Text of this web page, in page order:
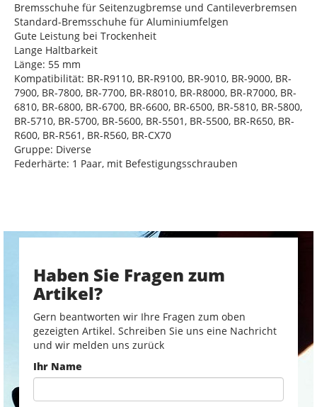
Bremsschuhe für Seitenzugbremse und Cantileverbremsen
Standard-Bremsschuhe für Aluminiumfelgen
Gute Leistung bei Trockenheit
Lange Haltbarkeit
Länge: 55 mm
Kompatibilität: BR-R9110, BR-R9100, BR-9010, BR-9000, BR-
7900, BR-7800, BR-7700, BR-R8010, BR-R8000, BR-R7000, BR-
6810, BR-6800, BR-6700, BR-6600, BR-6500, BR-5810, BR-5800,
BR-5710, BR-5700, BR-5600, BR-5501, BR-5500, BR-R650, BR-
R600, BR-R561, BR-R560, BR-CX70
Gruppe: Diverse
Federhärte: 1 Paar, mit Befestigungsschrauben
Haben Sie Fragen zum
Artikel?
Gern beantworten wir Ihre Fragen zum oben
gezeigten Artikel. Schreiben Sie uns eine Nachricht
und wir melden uns zurück
Ihr Name